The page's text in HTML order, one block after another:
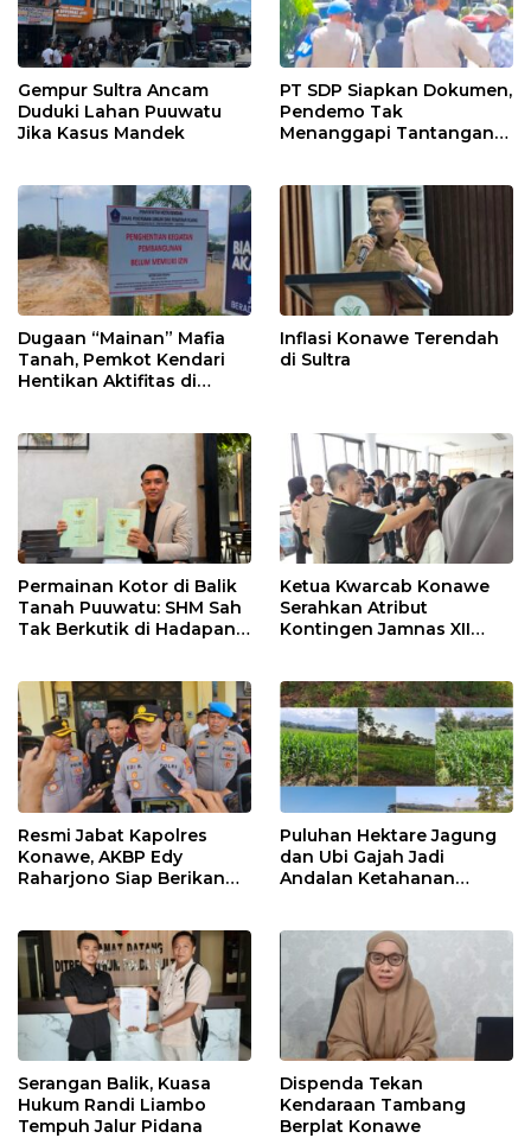
Gempur Sultra Ancam
Duduki Lahan Puuwatu
Jika Kasus Mandek
PT SDP Siapkan Dokumen,
Pendemo Tak
Menanggapi Tantangan
Dugaan “Mainan” Mafia
Tanah, Pemkot Kendari
Hentikan Aktifitas di
Inflasi Konawe Terendah
di Sultra
Permainan Kotor di Balik
Tanah Puuwatu: SHM Sah
Tak Berkutik di Hadapan
Ketua Kwarcab Konawe
Serahkan Atribut
Kontingen Jamnas XII
Resmi Jabat Kapolres
Konawe, AKBP Edy
Raharjono Siap Berikan
Puluhan Hektare Jagung
dan Ubi Gajah Jadi
Andalan Ketahanan
Serangan Balik, Kuasa
Hukum Randi Liambo
Tempuh Jalur Pidana
Dispenda Tekan
Kendaraan Tambang
Berplat Konawe